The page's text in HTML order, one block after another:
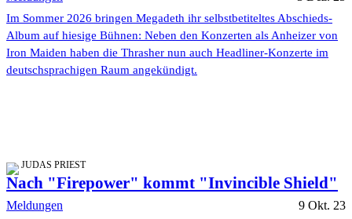
Im Sommer 2026 bringen Megadeth ihr selbstbetiteltes Abschieds-
Album auf hiesige Bühnen: Neben den Konzerten als Anheizer von
Iron Maiden haben die Thrasher nun auch Headliner-Konzerte im
deutschsprachigen Raum angekündigt.
JUDAS PRIEST
Nach "Firepower" kommt "Invincible Shield"
Meldungen 9 Okt. 23